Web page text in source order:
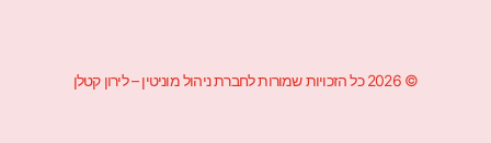
© 2026 כל הזכויות שמורות לחברת ניהול מוניטין – לירון קטלן